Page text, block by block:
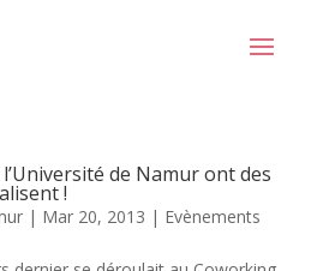
de Namur ont des
!
| Mar 20, 2013 | Evènements